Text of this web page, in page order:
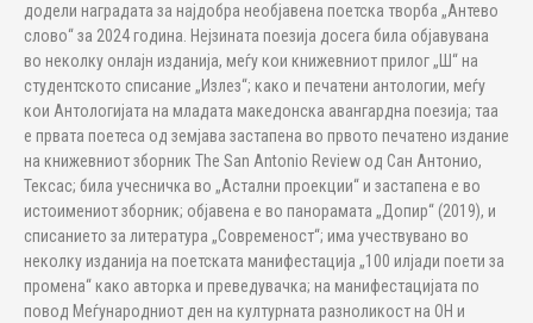
додели наградата за најдобра необјавена поетска творба „Антево
слово“ за 2024 година. Нејзината поезија досега била објавувана
во неколку онлајн изданија, меѓу кои книжевниот прилог „Ш“ на
студентското списание „Излез“; како и печатени антологии, меѓу
кои Антологијата на младата македонска авангардна поезија; таа
е првата поетеса од земјава застапена во првото печатено издание
на книжевниот зборник The San Antonio Review од Сан Антонио,
Тексас; била учесничка во „Астални проекции“ и застапена е во
истоимениот зборник; објавена е во панорамата „Допир“ (2019), и
списанието за литература „Современост“; има учествувано во
неколку изданија на поетската манифестација „100 илјади поети за
промена“ како авторка и преведувачка; на манифестацијата по
повод Меѓународниот ден на културната разноликост на ОН и